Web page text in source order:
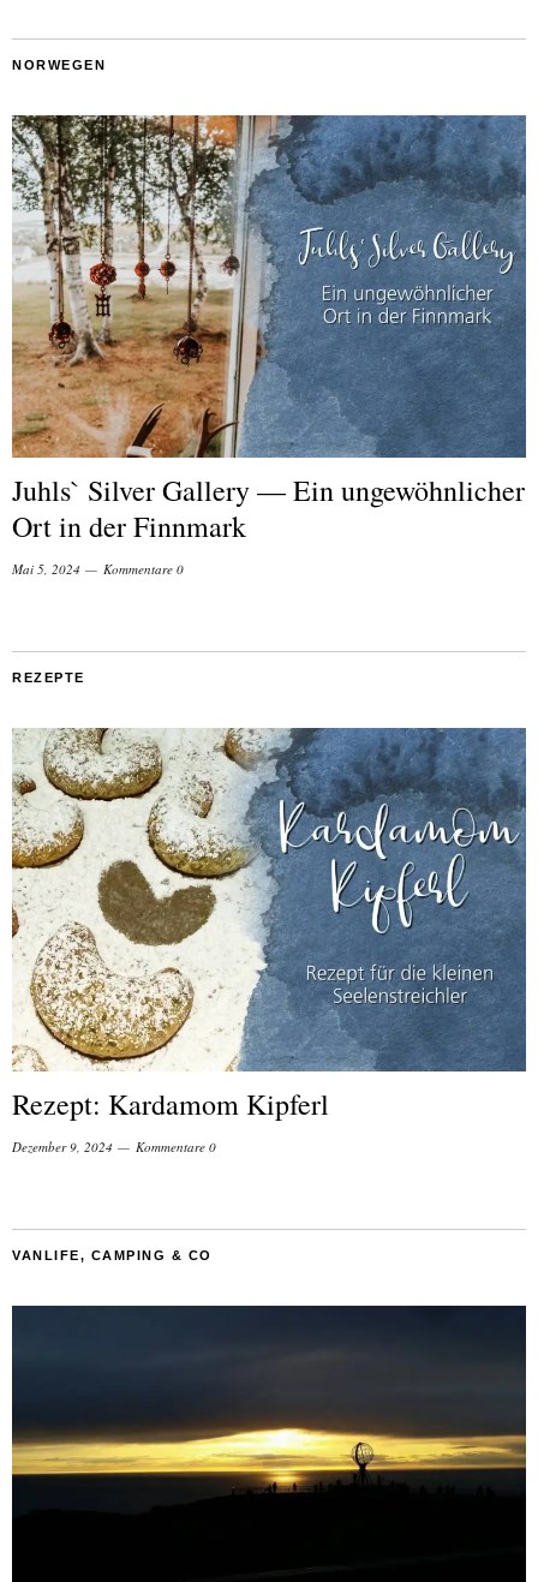
NORWEGEN
Juhls` Silver Gallery — Ein ungewöhnlicher
Ort in der Finnmark
Mai 5, 2024 Kommentare 0
REZEPTE
Rezept: Kardamom Kipferl
Dezember 9, 2024 Kommentare 0
VANLIFE, CAMPING & CO